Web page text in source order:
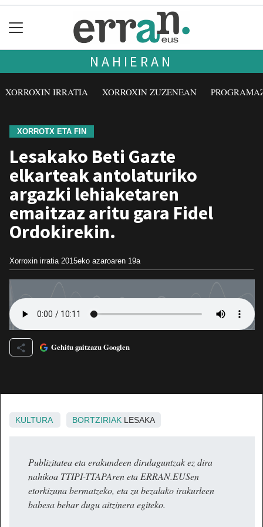
NAHIERAN
XORROXIN IRRATIA XORROXIN ZUZENEAN
XORROTX ETA FIN
Lesakako Beti Gazte
elkarteak antolaturiko
argazki lehiaketaren
emaitzaz aritu gara Fidel
Ordokirekin.
Xorroxin irratia 2015eko azaroaren 19a
Gehitu gaitzazu Googlen
KULTURA BORTZIRIAK LESAKA
Publizitatea eta erakundeen dirulaguntzak ez dira
nahikoa TTIPI-TTAPAren eta ERRAN.EUSen
etorkizuna bermatzeko, eta zu bezalako irakurleen
babesa behar dugu aitzinera egiteko.